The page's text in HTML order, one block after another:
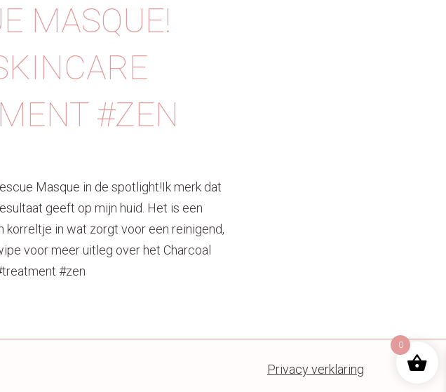
MASQUE!
#ZEN
Masque in de spotlight!Ik merk dat
geeft op mijn huid. Het is een
korreltje in wat zorgt voor een reinigend,
voor meer uitleg over het Charcoal
#zen
Privacy verklaring
0